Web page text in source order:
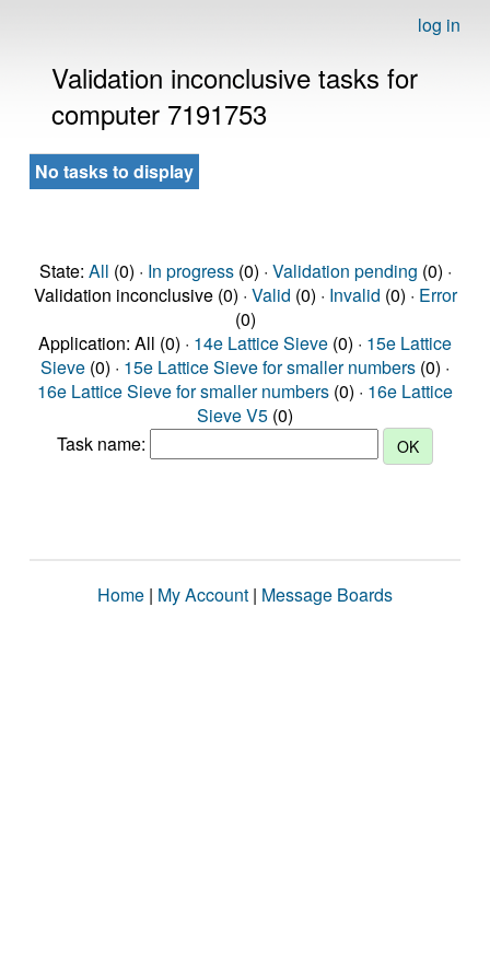
log in
Validation inconclusive tasks for
computer 7191753
No tasks to display
State: All (0) · In progress(0) · Validation pending (0) ·
Validation inconclusive (0) · Valid (0) · Invalid (0) · Error
(0)
Application: All (0) · 14e Lattice Sieve (0) · 15e Lattice
Sieve (0) · 15e Lattice Sieve for smaller numbers (0) ·
16e Lattice Sieve for smaller numbers (0) · 16e Lattice
Sieve V5 (0)
Task name:
Home | My Account | Message Boards